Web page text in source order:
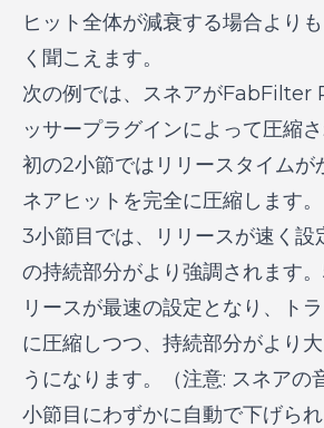
ヒット全体が減衰する場合より
く聞こえます。
次の例では、スネアがFabFilter
ッサープラグインによって圧縮
初の2小節ではリリースタイムが
ネアヒットを完全に圧縮します。
3小節目では、リリースが速く設
の持続部分がより強調されます
リースが最速の設定となり、ト
に圧縮しつつ、持続部分がより
うになります。（注意: スネアの
小節目にわずかに自動で下げら